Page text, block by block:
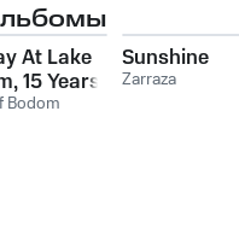
At Lake
15 Years of
Youth
Bodom
Sunshine
Zarraza